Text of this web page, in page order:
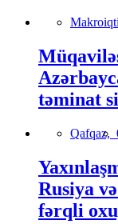
təminat
Qafqaz,
Rusiya
fərqli